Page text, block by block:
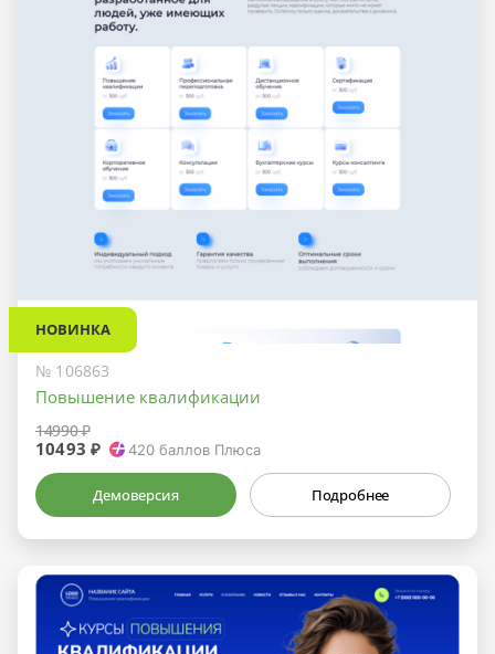
НОВИНКА
№ 106863
Повышение квалификации
14990 ₽
10493 ₽ 420 баллов Плюса
Демоверсия Подробнее